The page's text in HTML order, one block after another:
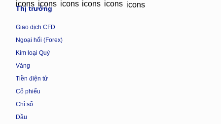
Thị trường
Giao dịch CFD
Ngoại hối (Forex)
Kim loại Quý
Vàng
Tiền điện tử
Cổ phiếu
Chỉ số
Dầu